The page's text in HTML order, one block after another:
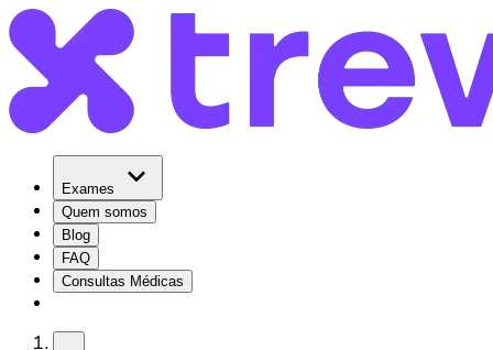
Exames
Quem somos
Blog
FAQ
Consultas Médicas